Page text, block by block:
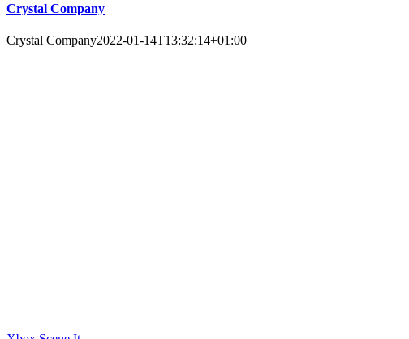
Crystal Company
Crystal Company2022-01-14T13:32:14+01:00